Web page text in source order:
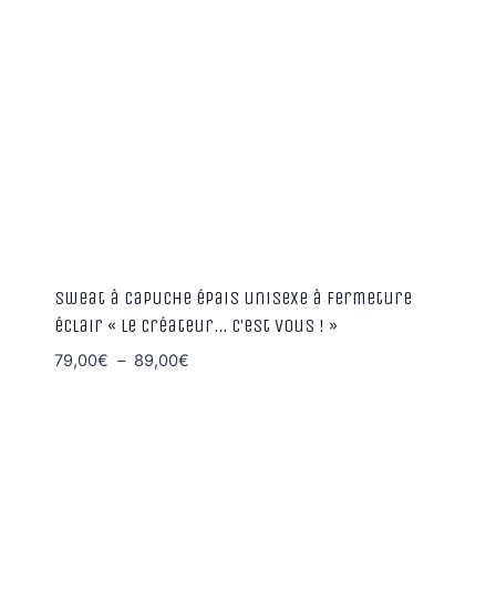
Sweat à capuche épais unisexe à fermeture
éclair « Le Créateur… C’est vous ! »
79,00€ – 89,00€Plage